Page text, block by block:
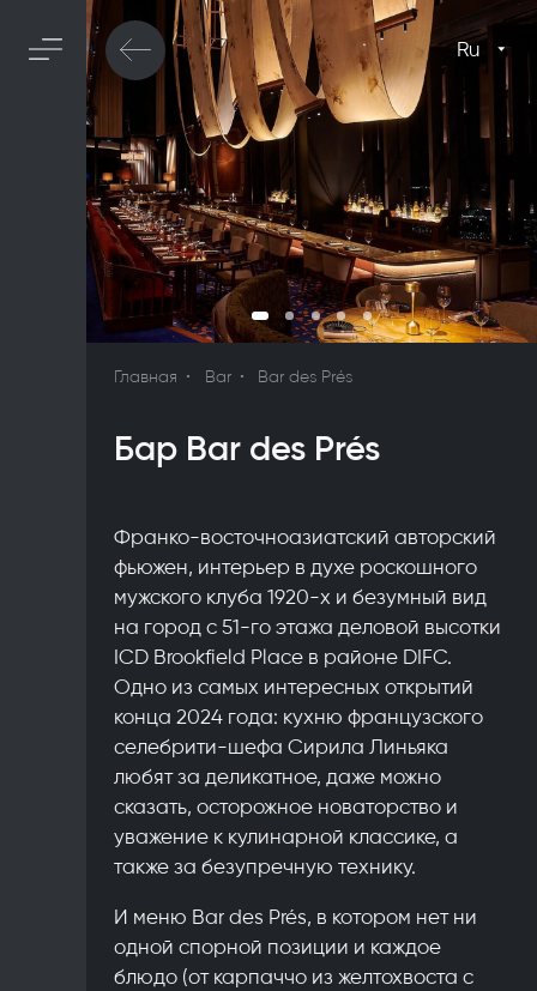
Ru
Главная Bar Bar des Prés
Бар Bar des Prés
Франко-восточноазиатский авторский
фьюжен, интерьер в духе роскошного
мужского клуба 1920-х и безумный вид
на город с 51-го этажа деловой высотки
ICD Brookfield Place в районе DIFC.
Одно из самых интересных открытий
конца 2024 года: кухню французского
селебрити-шефа Сирила Линьяка
любят за деликатное, даже можно
сказать, осторожное новаторство и
уважение к кулинарной классике, а
также за безупречную технику.
И меню Bar des Prés, в котором нет ни
одной спорной позиции и каждое
блюдо (от карпаччо из желтохвоста с